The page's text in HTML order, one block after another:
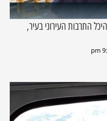
התרבות העירוני בעיר,